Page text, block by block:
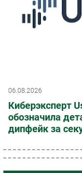
06.08.2026
Киберэксперт
обозначила
дипфейк за